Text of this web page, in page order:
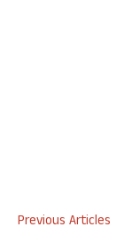
Previous Articles